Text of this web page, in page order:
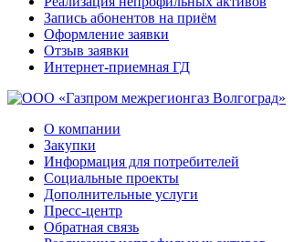
Запись абонентов на приём
Оформление заявки
Отзыв заявки
Интернет-приемная ГД
О компании
Закупки
Информация для потребителей
Социальные проекты
Дополнительные услуги
Пресс-центр
Обратная связь